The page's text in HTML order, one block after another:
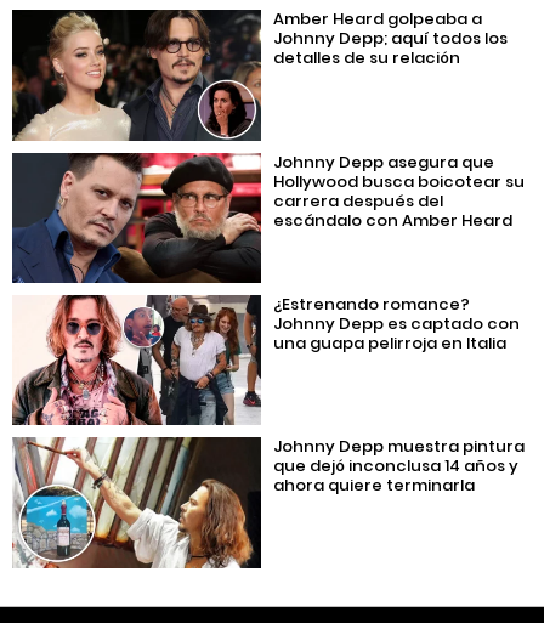
Amber Heard golpeaba a
Johnny Depp; aquí todos los
detalles de su relación
Johnny Depp asegura que
Hollywood busca boicotear su
carrera después del
escándalo con Amber Heard
¿Estrenando romance?
Johnny Depp es captado con
una guapa pelirroja en Italia
Johnny Depp muestra pintura
que dejó inconclusa 14 años y
ahora quiere terminarla